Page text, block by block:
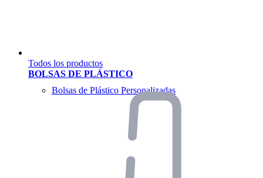
Todos los productos
BOLSAS DE PLÁSTICO
Bolsas de Plástico Personalizadas